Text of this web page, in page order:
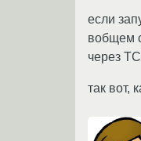
если
вобщем
через
так вот,